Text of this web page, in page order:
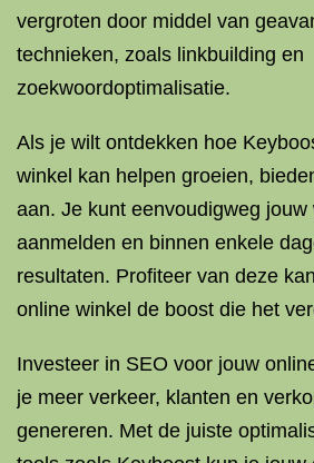
vergroten door middel van
technieken, zoals linkbuilding en
zoekwoordoptimalisatie.
Als je wilt ontdekken hoe
winkel kan helpen groeien,
aan. Je kunt eenvoudigweg jouw
aanmelden en binnen enkele
resultaten. Profiteer van deze
online winkel de boost die het
Investeer in SEO voor jouw
je meer verkeer, klanten en
genereren. Met de juiste